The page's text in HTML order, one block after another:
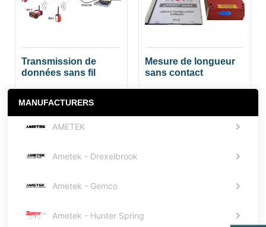
Transmission de
données sans fil
Mesure de longueur
sans contact
MANUFACTURERS
AMETEK
Ametek - Drexelbrook
Ametek - Gemco
Ametek - Hunter Spring